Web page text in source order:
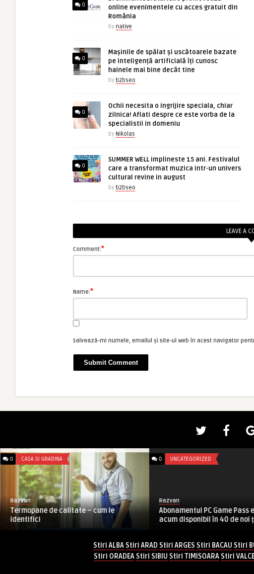
0
online evenimentele cu acces gratuit din
România
by native
0
Mașinile de spălat și uscătoarele bazate
pe inteligență artificială îți cunosc
hainele mai bine decât tine
by b2bseo
0
Ochii necesita o ingrijire speciala, chiar
zilnica! Aflati despre ce este vorba de la
specialistii in domeniu
by Nikolas
0
SUMMER WELL implineste 15 ani. Festivalul
care a transformat muzica intr-un univers
cultural revine in august
by b2bseo
LEAVE A
Comment:*
Name:*
Salvează-mi numele, emailul și site-ul web în acest navigator
0 CASA SI GRADINA
Razvan
Termopane de calitate – cum le
identifici
0 UNCATEGORIZED
Razvan
Abonamentul PC Game Pass
acum disponibil în 40 de noi
Stiri ALBA Stiri ARAD Stiri ARGES Stiri BACAU Stiri
Stiri ORADEAStiri SIBIU Stiri TIMISOARAStiri